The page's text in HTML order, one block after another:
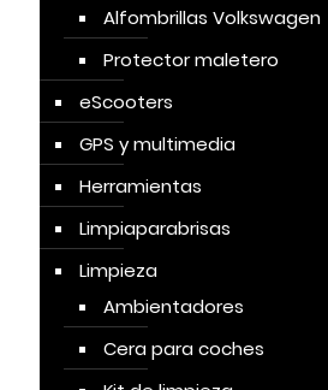
Alfombrillas Volkswagen
Protector maletero
eScooters
GPS y multimedia
Herramientas
Limpiaparabrisas
Limpieza
Ambientadores
Cera para coches